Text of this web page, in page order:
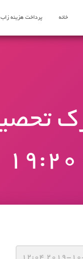
خانه پرداخت هزینه زاب